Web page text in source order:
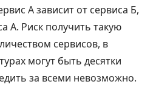
А зависит от сервиса Б,
А. Риск получить такую
сервисов, в
могут быть десятки
за всеми невозможно.